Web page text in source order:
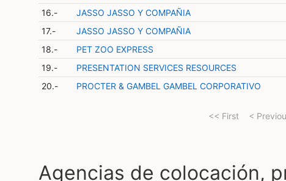
16.-
JASSO JASSO Y COMPAÑIA
17.-
JASSO JASSO Y COMPAÑIA
18.-
PET ZOO EXPRESS
19.-
PRESENTATION SERVICES RESOURCES
20.-
PROCTER & GAMBEL GAMBEL CORPORATIVO
<< First <
Agencias de colocación,